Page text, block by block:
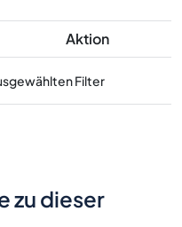
Aktion
Filter
zu dieser